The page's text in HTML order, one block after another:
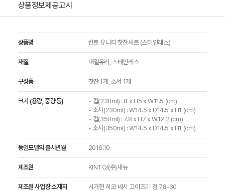
상품정보제공고시
상품명 킨토 유니티 찻잔세트 (스테인레스)
재질 내열유리, 스테인레스
구성품 찻잔 1개, 소서 1개
크기 (용량, 중량 등)
• 컵(230ml) : 8 x H5 x W11.5 (cm)
• 소서(230ml) : W14.5 x D14.5 x H1 (cm)
• 컵(350ml) : 7.8 x H7 x W12.2 (cm)
• 소서(350ml) : W14.5 x D14.5 x H1 (cm)
동일모델의 출시년월 2016.10
제조원 KINTO/(주)새뉴
제조원 사업장 소재지 시가현 히코 네시 고이즈미 정 78-30